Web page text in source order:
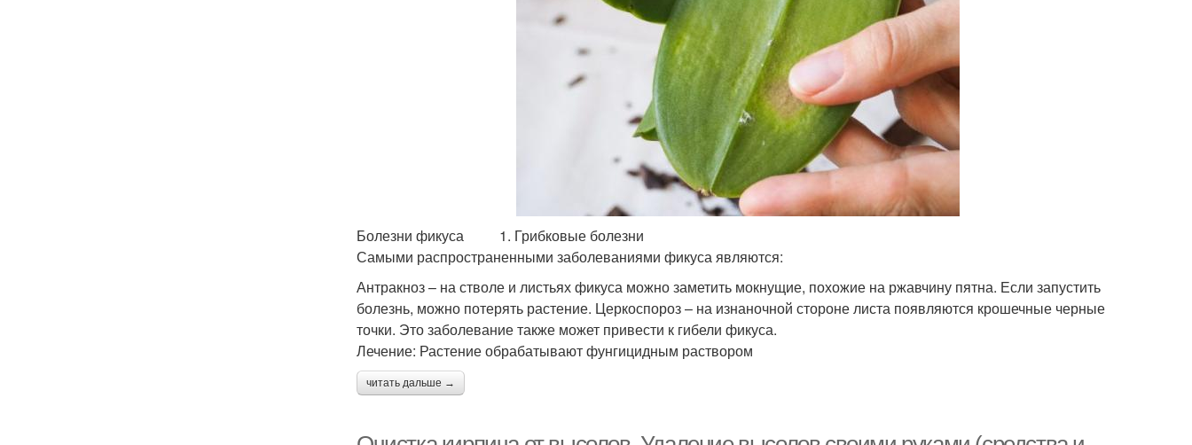
Болезни фикуса 1. Грибковые болезни
Самыми распространенными заболеваниями фикуса являются:
Антракноз – на стволе и листьях фикуса можно заметить мокнущие, похожие на ржавчину пятна. Если запустить
болезнь, можно потерять растение. Церкоспороз – на изнаночной стороне листа появляются крошечные черные
точки. Это заболевание также может привести к гибели фикуса.
Лечение: Растение обрабатывают фунгицидным раствором
читать дальше →